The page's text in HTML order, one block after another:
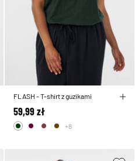
FLASH - T-shirt z guzikami
59,99 zł
+8